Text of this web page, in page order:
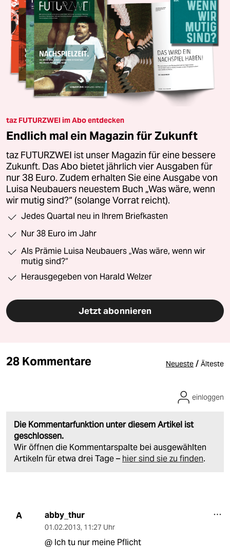
taz FUTURZWEI im Abo entdecken
Endlich mal ein Magazin für Zukunft
taz FUTURZWEI ist unser Magazin für eine bessere
Zukunft. Das Abo bietet jährlich vier Ausgaben für
nur 38 Euro. Zudem erhalten Sie eine Ausgabe von
Luisa Neubauers neuestem Buch „Was wäre, wenn
wir mutig sind?“ (solange Vorrat reicht).
Jedes Quartal neu in Ihrem Briefkasten
Nur 38 Euro im Jahr
Als Prämie Luisa Neubauers „Was wäre, wenn wir
mutig sind?“
Herausgegeben von Harald Welzer
Jetzt abonnieren
28 Kommentare Neueste / Älteste
Die Kommentarfunktion unter diesem Artikel ist
geschlossen.
Wir öffnen die Kommentarspalte bei ausgewählten
Artikeln für etwa drei Tage – hier sind sie zu finden.
einloggen
A abby_thur
01.02.2013, 11:27 Uhr
@ Ich tu nur meine Pflicht